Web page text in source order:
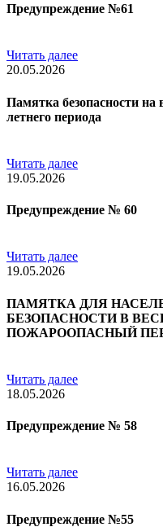
Предупреждение №61
Читать далее
20.05.2026
Памятка безопасности на
летнего периода
Читать далее
19.05.2026
Предупреждение № 60
Читать далее
19.05.2026
ПАМЯТКА ДЛЯ
БЕЗОПАСНОСТИ В
ПОЖАРООПАСНЫЙ
Читать далее
18.05.2026
Предупреждение № 58
Читать далее
16.05.2026
Предупреждение №55